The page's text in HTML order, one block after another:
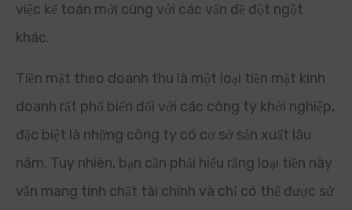
việc kế toán mới cùng với các vấn đề đột ngột
khác.
Tiền mặt theo doanh thu là một loại tiền mặt kinh
doanh rất phổ biến đối với các công ty khởi nghiệp,
đặc biệt là những công ty có cơ sở sản xuất lâu
năm. Tuy nhiên, bạn cần phải hiểu rằng loại tiền này
vẫn mang tính chất tài chính và chỉ có thể được sử